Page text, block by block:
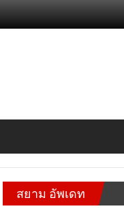
สยาม อัพเดท